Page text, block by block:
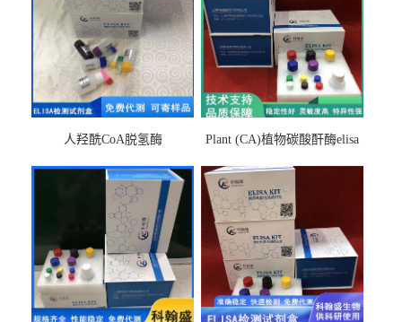
人羟酰CoA脱氢酶
Plant (CA)植物碳酸酐酶elisa